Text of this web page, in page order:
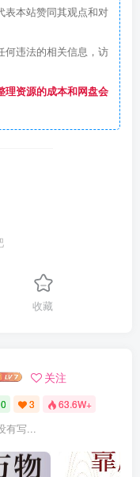
表本站赞同其观点和对
何违法的相关信息，访
理资源的成本和网盘会
收藏
关注
0 3 63.6W+
有写...